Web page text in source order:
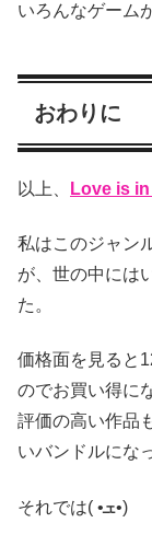
いろんなゲーム
おわりに
以上、 Love is
私はこのジャン
が、世の中には
た。
価格面を見ると
のでお買い得に
評価の高い作品
いバンドルにな
それでは( •ܫ•)